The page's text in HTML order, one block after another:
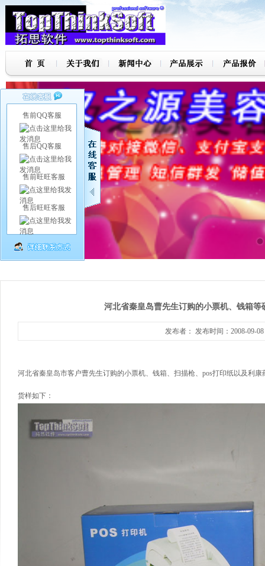
河北省秦皇岛曹先生订购的小票机、钱箱
发布者： 发布时间：2008-09-
河北省秦皇岛市客户曹先生订购的小票机、钱箱、扫描枪、pos打印纸以及利
货样如下：
售前QQ客服
售后QQ客服
售前旺旺客服
售后旺旺客服